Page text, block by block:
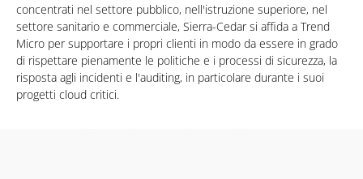
concentrati nel settore pubblico, nell'istruzione superiore, nel
settore sanitario e commerciale, Sierra-Cedar si affida a Trend
Micro per supportare i propri clienti in modo da essere in grado
di rispettare pienamente le politiche e i processi di sicurezza, la
risposta agli incidenti e l'auditing, in particolare durante i suoi
progetti cloud critici.